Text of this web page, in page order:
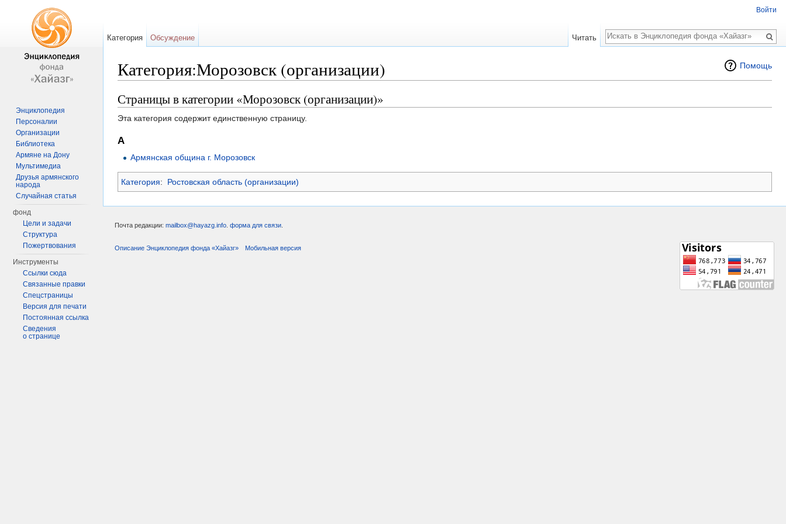
Помощь
Категория:Морозовск (организации)
Страницы в категории «Морозовск (организации)»
Эта категория содержит единственную страницу.
А
Армянская община г. Морозовск
Категория: Ростовская область (организации)
Войти
Категория Обсуждение Читать
Поиск
Энциклопедия
Персоналии
Организации
Библиотека
Армяне на Дону
Мультимедиа
Друзья армянского
народа
Случайная статья
фонд
Цели и задачи
Структура
Пожертвования
Инструменты
Ссылки сюда
Связанные правки
Спецстраницы
Версия для печати
Постоянная ссылка
Сведения
о странице
Почта редакции: mailbox@hayazg.info форма для связи
Описание Энциклопедия фонда «Хайазг» Мобильная версия